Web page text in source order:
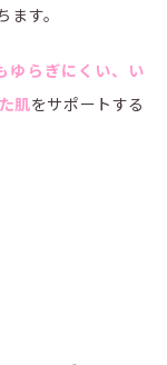
す。
ゆらぎにくい、い
肌をサポートする